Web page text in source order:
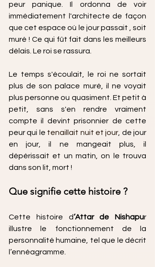
peur panique.
Il ordonna de voir
immédiatement l'architecte de façon
que cet espace où le jour passait , soit
muré ! Ce qui fût fait dans les meilleurs
délais. Le roi se rassura.
Le temps s'écoulait, le roi ne sortait
plus de son palace muré, il ne voyait
plus personne ou quasiment. Et petit à
petit, sans s'en rendre vraiment
compte il devint prisonnier de cette
peur qui le tenaillait nuit et jour , de jour
en jour, il ne mangeait plus, il
dépérissait et un matin, on le trouva
dans son lit, mort !
Que signifie cette histoire ?
Cette histoire d’Attar de Nishapur
illustre le fonctionnement de la
personnalité humaine, tel que le décrit
l’ennéagramme.